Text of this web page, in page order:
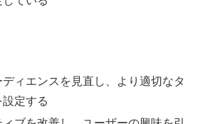
ィエンスを見直し、より適切なタ
定する